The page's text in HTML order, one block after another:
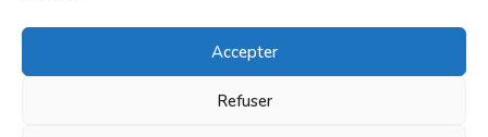
Accepter
Refuser
Du 31 août au 4 septembre :
pharmacie Charignon-Dumas (La
Fouillade)